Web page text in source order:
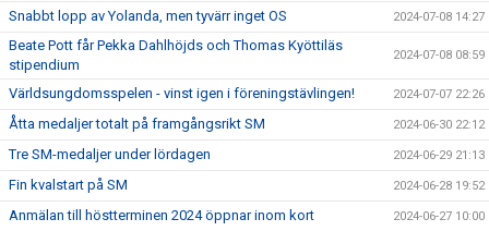
Snabbt lopp av Yolanda, men tyvärr inget OS 2024-07-08 14:27
Beate Pott får Pekka Dahlhöjds och Thomas Kyöttiläs
stipendium
2024-07-08 08:59
Världsungdomsspelen - vinst igen i föreningstävlingen! 2024-07-07 22:26
Åtta medaljer totalt på framgångsrikt SM 2024-06-30 22:12
Tre SM-medaljer under lördagen 2024-06-29 21:13
Fin kvalstart på SM 2024-06-28 19:52
Anmälan till höstterminen 2024 öppnar inom kort 2024-06-27 10:00